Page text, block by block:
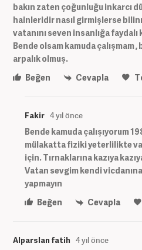
bakın zaten çoğunluğu inkarcı
hainleridir nasıl girmişlerse
vatanını seven insanlığa faydalı
Bende olsam kamuda çalışmam
arpalık olmuş.
Beğen
Cevapla
Fakir 4 yıl önce
Bende kamuda çalışıyorum
mülakatta fiziki yeterlilikte
için. Tırnaklarına kazıya
Vatan sevgim kendi
yapmayın
Beğen
Cevapla
Alparslan fatih 4 yıl önce